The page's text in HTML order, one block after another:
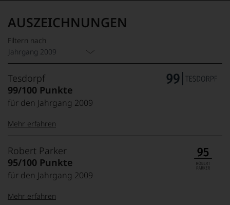
AUSZEICHNUNGEN
Filtern nach
Jahrgang 2009
Tesdorpf
99/100 Punkte
für den Jahrgang 2009
99–100 Punkte:
95–98 Punkte:
Tesdorpf
Der
Name
Tesdorpf
für
Mehr erfahren
Robert Parker
95/100 Punkte
für den Jahrgang 2009
Mehr erfahren